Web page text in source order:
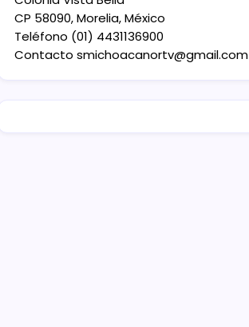
CP 58090, Morelia, México
Teléfono (01) 4431136900
Contacto smichoacanortv@gmail.com